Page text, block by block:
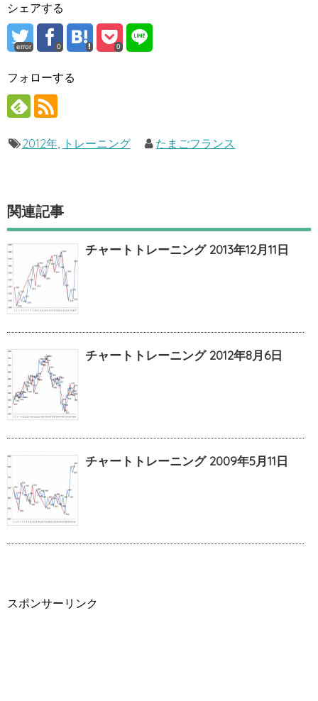
シェアする
error 0 0
フォローする
2012年, トレーニング たまごフランス
関連記事
チャートトレーニング 2013年12月11日
チャートトレーニング 2012年8月6日
チャートトレーニング 2009年5月11日
スポンサーリンク